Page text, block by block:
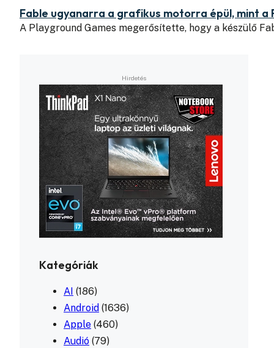
Fable ugyanarra a grafikus motorra épül, mint
A Playground Games megerősítette, hogy a készülő
Kategóriák
AI (186)
Android (1636)
Apple (460)
Audió (79)